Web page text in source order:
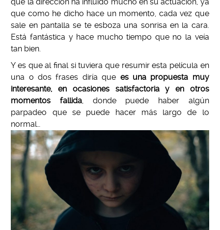
que como he dicho hace un momento, cada vez que
sale en pantalla se te esboza una sonrisa en la cara.
Está fantástica y hace mucho tiempo que no la veía
tan bien.
Y es que al final si tuviera que resumir esta película en
una o dos frases diría que es una propuesta muy
interesante, en ocasiones satisfactoria y en otros
momentos fallida, donde puede haber algún
parpadeo que se puede hacer más largo de lo
normal…